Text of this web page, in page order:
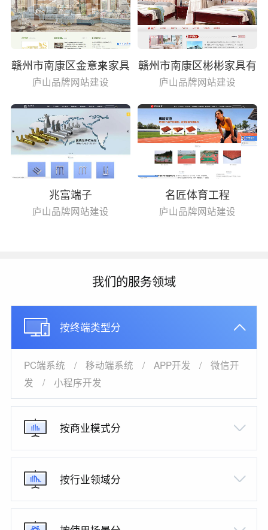
赣州市南康区金意来家具
有限公司
庐山品牌网站建设
赣州市南康区彬彬家具有
限公司
庐山品牌网站建设
兆富端子
庐山品牌网站建设
名匠体育工程
庐山品牌网站建设
我们的服务领域
按终端类型分
PC端系统 / 移动端系统 / APP开发 /
微信开
发
/ 小程序开发
按商业模式分
按行业领域分